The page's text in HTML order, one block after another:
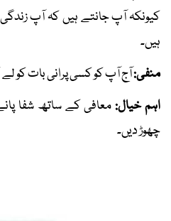
کیونکہ آپ جانتے ہیں کہ آپ
ہیں۔
منفی:آج آپ کو کسی پرانی بات کو
اہم خیال:معافی کے ساتھ شفا
چھوڑ دیں۔